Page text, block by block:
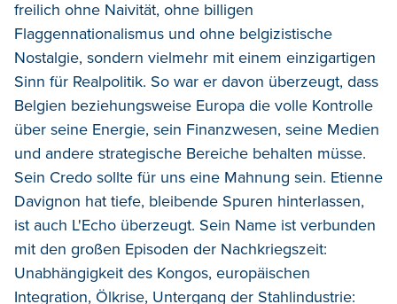
freilich ohne Naivität, ohne billigen
Flaggennationalismus und ohne belgizistische
Nostalgie, sondern vielmehr mit einem einzigartigen
Sinn für Realpolitik. So war er davon überzeugt, dass
Belgien beziehungsweise Europa die volle Kontrolle
über seine Energie, sein Finanzwesen, seine Medien
und andere strategische Bereiche behalten müsse.
Sein Credo sollte für uns eine Mahnung sein. Etienne
Davignon hat tiefe, bleibende Spuren hinterlassen,
ist auch L'Echo überzeugt. Sein Name ist verbunden
mit den großen Episoden der Nachkriegszeit:
Unabhängigkeit des Kongos, europäischen
Integration, Ölkrise, Untergang der Stahlindustrie: